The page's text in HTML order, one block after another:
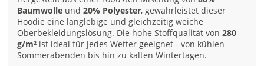
Baumwolle und20% Polyester, gewährleistet dieser
Hoodie eine langlebige und gleichzeitig weiche
Oberbekleidungslösung. Die hohe Stoffqualität von280
g/m² ist ideal für jedes Wetter geeignet - von kühlen
Sommerabenden bis hin zu kalten Wintertagen.